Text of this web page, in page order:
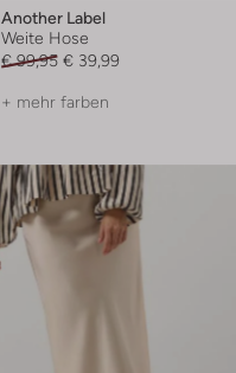
Another Label
Weite Hose
€ 99,95 € 39,99
+ mehr farben